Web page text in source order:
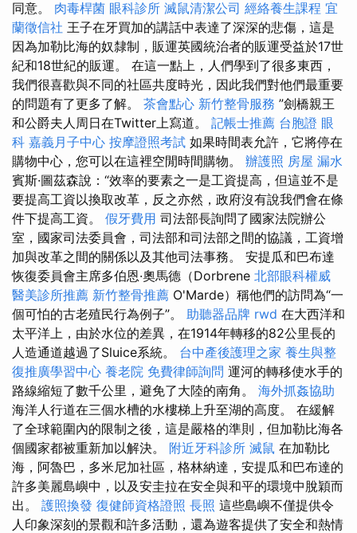
同意。 肉毒桿菌 眼科診所 滅鼠清潔公司 經絡養生課程 宜
蘭徵信社 王子在牙買加的講話中表達了深深的悲傷，這是
因為加勒比海的奴隸制，販運英國統治者的販運受益於17世
紀和18世紀的販運。 在這一點上，人們學到了很多東西，
我們很喜歡與不同的社區共度時光，因此我們對他們最重要
的問題有了更多了解。 茶會點心 新竹整骨服務 ”劍橋親王
和公爵夫人周日在Twitter上寫道。 記帳士推薦 台胞證 眼
科 嘉義月子中心 按摩證照考試 如果時間表允許，它將停在
購物中心，您可以在這裡空閒時間購物。 辦護照 房屋 漏水
賓斯·圖茲森說：“效率的要素之一是工資提高，但這並不是
要提高工資以換取改革，反之亦然，政府沒有說我們會在條
件下提高工資。 假牙費用 司法部長詢問了國家法院辦公
室，國家司法委員會，司法部和司法部之間的協議，工資增
加與改革之間的關係以及其他司法事務。 安提瓜和巴布達
恢復委員會主席多伯恩·奧馬德（Dorbrene 北部眼科權威
醫美診所推薦 新竹整骨推薦 O'Marde）稱他們的訪問為“一
個可怕的古老殖民行為例子”。 助聽器品牌 rwd 在大西洋和
太平洋上，由於水位的差異，在1914年轉移的82公里長的
人造通道越過了Sluice系統。 台中產後護理之家 養生與整
復推廣學習中心 養老院 免費律師詢問 運河的轉移使水手的
路線縮短了數千公里，避免了大陸的南角。 海外抓姦協助
海洋人行道在三個水槽的水樓梯上升至湖的高度。 在緩解
了全球範圍內的限制之後，這是嚴格的準則，但加勒比海各
個國家都被重新加以解決。 附近牙科診所 滅鼠 在加勒比
海，阿魯巴，多米尼加社區，格林納達，安提瓜和巴布達的
許多美麗島嶼中，以及安圭拉在安全與和平的環境中脫穎而
出。 護照換發 復健師資格證照 長照 這些島嶼不僅提供令
人印象深刻的景觀和許多活動，還為遊客提供了安全和熱情